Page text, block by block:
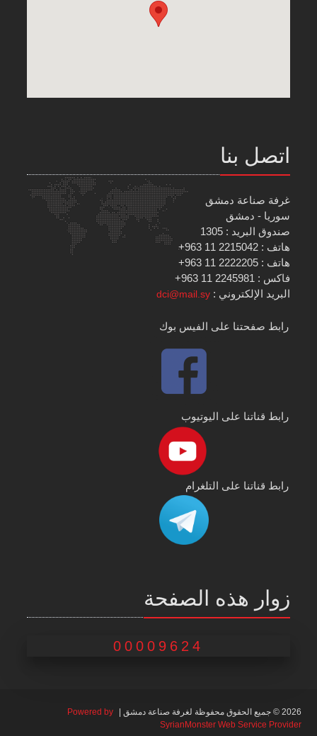
اتصل بنا
غرفة صناعة دمشق
سوريا - دمشق
صندوق البريد : 1305
هاتف : 2215042 11 963+
هاتف : 2222205 11 963+
فاكس : 2245981 11 963+
البريد الإلكتروني :dci@mail.sy
رابط صفحتنا على الفيس بوك
رابط قناتنا على اليوتيوب
رابط قناتنا على التلغرام
زوار هذه الصفحة
00009624
2026 © جميع الحقوق محفوظة لغرفة صناعة دمشق |
Powered by
SyrianMonster Web Service Provider